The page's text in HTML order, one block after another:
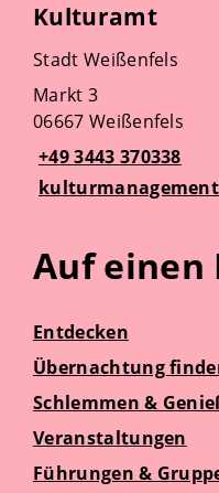
Kulturamt
Stadt Weißenfels
Markt 3
06667 Weißenfels
+49 3443 370338
Auf einen
Entdecken
Übernachtung
Schlemmen &
Veranstaltungen
Führungen &